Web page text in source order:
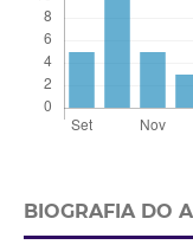
BIOGRAFIA DO